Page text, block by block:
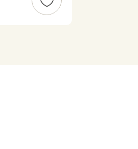
がったと言わ